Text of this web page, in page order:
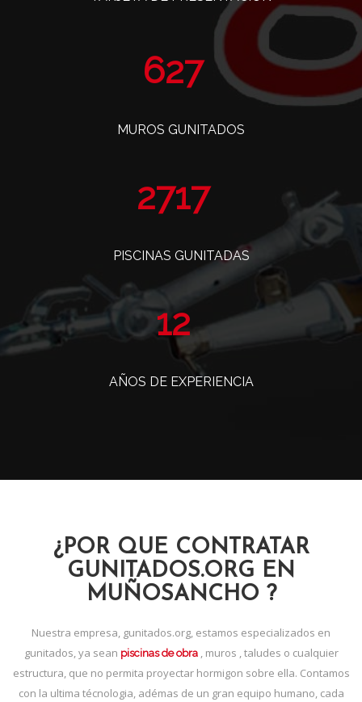
763
MUROS GUNITADOS
3308
PISCINAS GUNITADAS
14
AÑOS DE EXPERIENCIA
¿POR QUE CONTRATAR
GUNITADOS.ORG EN
MUÑOSANCHO ?
Nuestra empresa, gunitados.org, estamos especializados en
gunitados, ya sean piscinas de obra, muros , taludes o cualquier
estructura, que no permita proyectar hormigon sobre ella. Contamos
con la ultima técnologia, adémas de un gran equipo humano, cada